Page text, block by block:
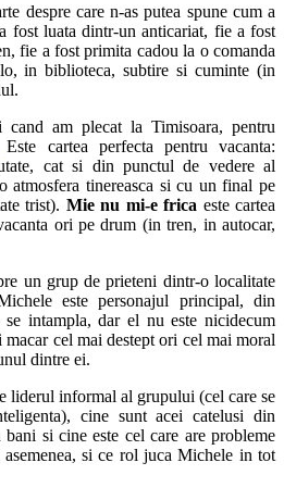
despre care n-as putea spune cum a
fost luata dintr-un anticariat, fie a fost
fie a fost primita cadou la o comanda
in biblioteca, subtire si cuminte (in
am plecat la Timisoara, pentru
cartea perfecta pentru vacanta:
cat si din punctul de vedere al
atmosfera tinereasca si cu un final pe
trist). Mie nu mi-e frica este cartea
ori pe drum (in tren, in autocar,
un grup de prieteni dintr-o localitate
este personajul principal, din
intampla, dar el nu este nicidecum
cel mai destept ori cel mai moral
dintre ei.
liderul informal al grupului (cel care se
cine sunt acei catelusi din
si cine este cel care are probleme
si ce rol juca Michele in tot